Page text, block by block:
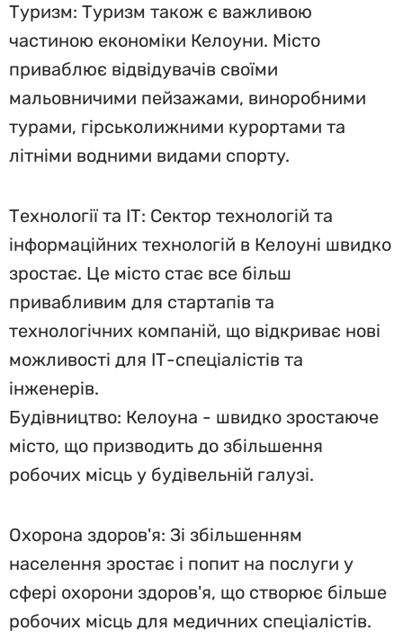
Туризм: Туризм також є важливою
частиною економіки Келоуни. Місто
приваблює відвідувачів своїми
мальовничими пейзажами, виноробними
турами, гірськолижними курортами та
літніми водними видами спорту.
Технології та ІТ: Сектор технологій та
інформаційних технологій в Келоуні швидко
зростає. Це місто стає все більш
привабливим для стартапів та
технологічних компаній, що відкриває нові
можливості для ІТ-спеціалістів та
інженерів.
Будівництво: Келоуна - швидко зростаюче
місто, що призводить до збільшення
робочих місць у будівельній галузі.
Охорона здоров'я: Зі збільшенням
населення зростає і попит на послуги у
сфері охорони здоров'я, що створює більше
робочих місць для медичних спеціалістів.